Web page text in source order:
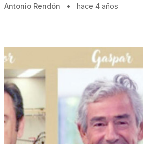
Antonio Rendón • hace 4 años